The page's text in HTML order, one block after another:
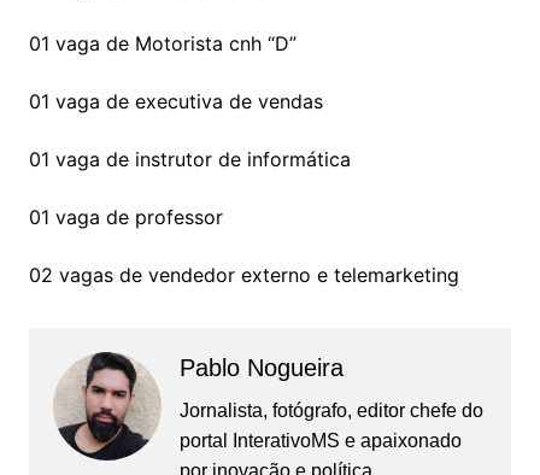
01 vaga de Motorista cnh “D”
01 vaga de executiva de vendas
01 vaga de instrutor de informática
01 vaga de professor
02 vagas de vendedor externo e telemarketing
Pablo Nogueira
Jornalista, fotógrafo, editor chefe do
portal InterativoMS e apaixonado
por inovação e política.